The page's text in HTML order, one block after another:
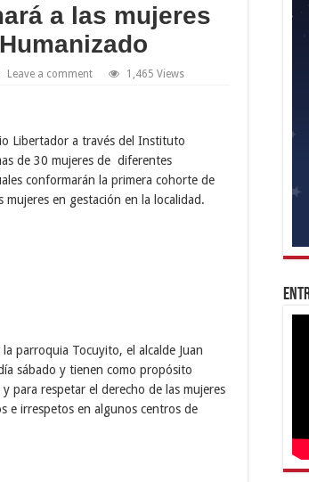
a las mujeres
Leave a comment 1,465 Views
Libertador a través del Instituto
de 30 mujeres de diferentes
conformarán la primera cohorte de
en gestación en la localidad.
parroquia Tocuyito, el alcalde Juan
sábado y tienen como propósito
para respetar el derecho de las mujeres
e irrespetos en algunos centros de